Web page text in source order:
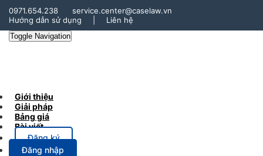
0971.654.238
service.center@caselaw.vn
Hướng dẫn sử dụng
Liên hệ
Toggle Navigation
Giới thiệu
Giải pháp
Bảng giá
Bài viết
Đăng ký
Đăng nhập